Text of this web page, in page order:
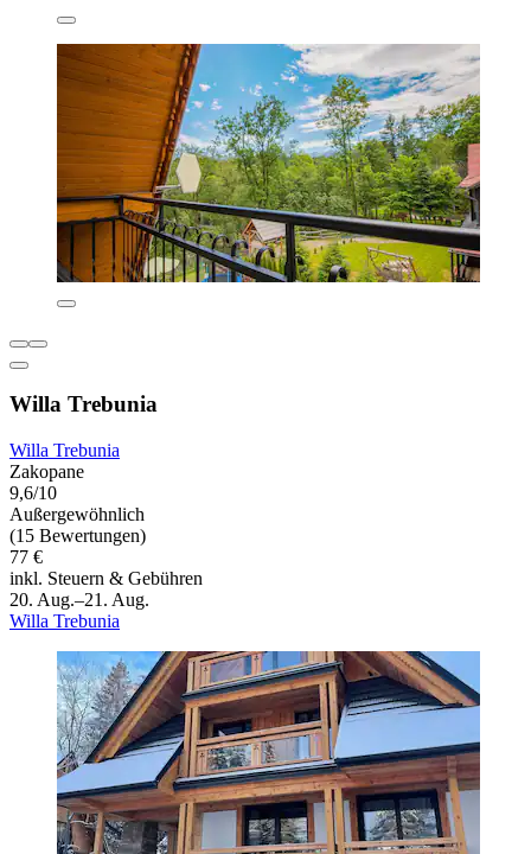
Willa Trebunia
Willa Trebunia
Zakopane
9,6/10
Außergewöhnlich
(15 Bewertungen)
77 €
inkl. Steuern & Gebühren
20. Aug.–21. Aug.
Willa Trebunia